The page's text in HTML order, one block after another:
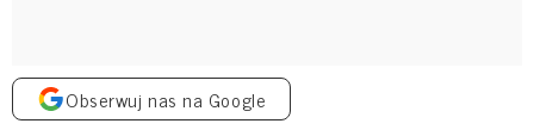
Obserwuj nas na Google